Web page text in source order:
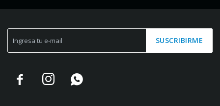
SUSCRIBIRME
  